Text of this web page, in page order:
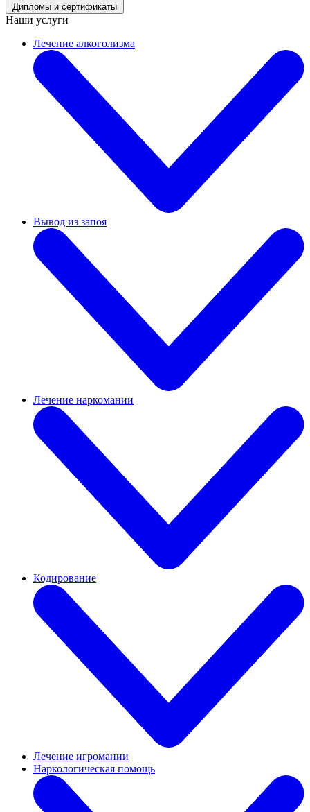
Дипломы и сертификаты
Наши услуги
Лечение алкоголизма
Вывод из запоя
Лечение наркомании
Кодирование
Лечение игромании
Наркологическая помощь